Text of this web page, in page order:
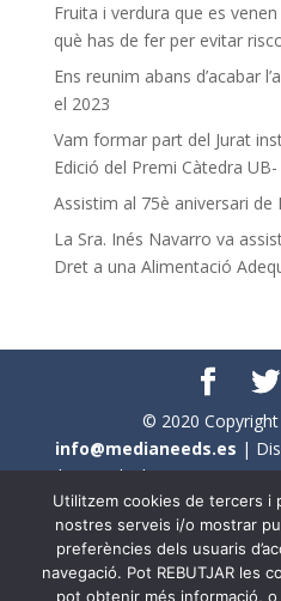
Fruita i verdura que es
què has de fer per evitar
Ens reunim abans d’acabar
el 2023
Vam formar part del Jurat
Edició del Premi Càtedra
Assistim al 75è aniversari de
La Sra. Inés Navarro va
Dret a una Alimentació
© 2020
info@medianeeds.es |
| Tots els drets reservats a
Avís per
En aquest web s'ha tingut
llenguatge. No obstant
Utilitzem cookies de tercers i
nostres serveis i/o mostrar
preferències dels usuaris
navegació. Pot REBUTJAR les
pot obtenir més informació,